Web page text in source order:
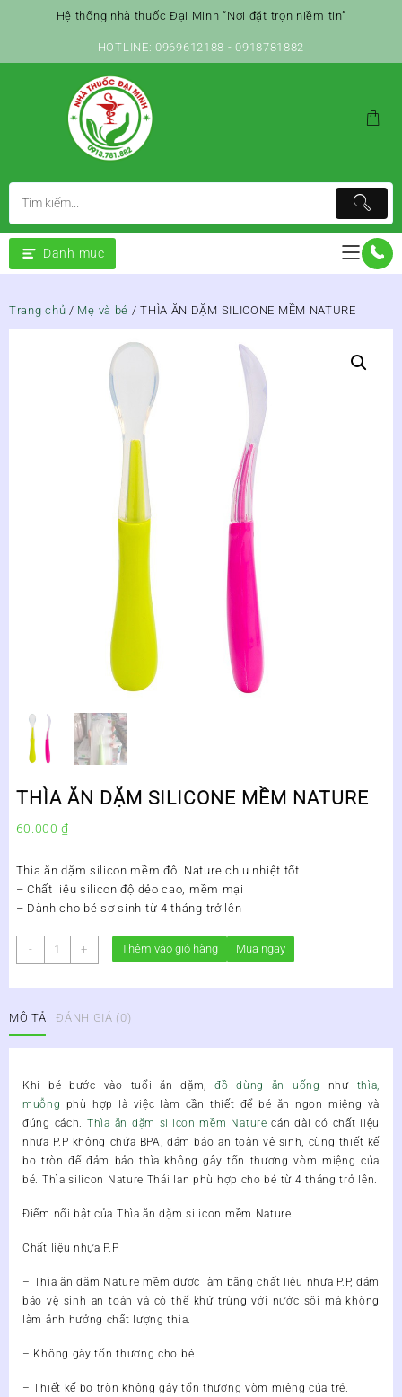
Hệ thống nhà thuốc Đại Minh “Nơi đặt trọn niềm tin”
HOTLINE: 0969612188 - 0918781882
Danh mục
Trang chủ / Mẹ và bé / THÌA ĂN DẶM SILICONE MỀM NATURE
THÌA ĂN DẶM SILICONE MỀM NATURE
60.000₫
Thìa ăn dặm silicon mềm đôi Nature chịu nhiệt tốt
– Chất liệu silicon độ dẻo cao, mềm mại
– Dành cho bé sơ sinh từ 4 tháng trở lên
-
THÌA
ĂN
MỀM
NATURE
+ Thêm vào giỏ hàng Mua ngay
MÔ TẢ ĐÁNH GIÁ (0)
Khi bé bước vào tuổi ăn dặm, đồ dùng ăn uống như thìa,
muỗng phù hợp là việc làm cần thiết để bé ăn ngon miệng và
đúng cách. Thìa ăn dặm silicon mềm Nature cán dài có chất liệu
nhựa P.P không chứa BPA, đảm bảo an toàn vệ sinh, cùng thiết kế
bo tròn để đảm bảo thìa không gây tổn thương vòm miệng của
bé. Thìa silicon Nature Thái lan phù hợp cho bé từ 4 tháng trở lên.
Điểm nổi bật của Thìa ăn dặm silicon mềm Nature
Chất liệu nhựa P.P
– Thìa ăn dặm Nature mềm được làm bằng chất liệu nhựa P.P, đảm
bảo vệ sinh an toàn và có thể khử trùng với nước sôi mà không
làm ảnh hưởng chất lượng thìa.
– Không gây tổn thương cho bé
– Thiết kế bo tròn không gây tổn thương vòm miệng của trẻ.